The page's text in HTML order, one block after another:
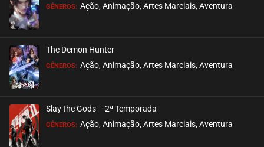
GÊNEROS: Ação, Animação, Artes Marciais, Aventura
The Demon Hunter
GÊNEROS: Ação, Animação, Artes Marciais, Aventura
Slay the Gods – 2ª Temporada
GÊNEROS: Ação, Animação, Artes Marciais, Aventura